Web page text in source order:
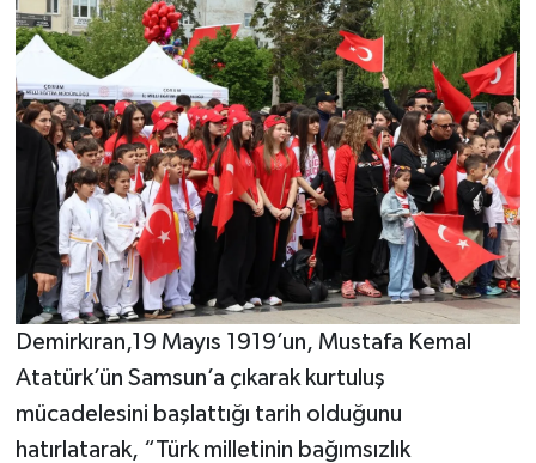
Demirkıran,19 Mayıs 1919’un, Mustafa Kemal
Atatürk’ün Samsun’a çıkarak kurtuluş
mücadelesini başlattığı tarih olduğunu
hatırlatarak, “Türk milletinin bağımsızlık